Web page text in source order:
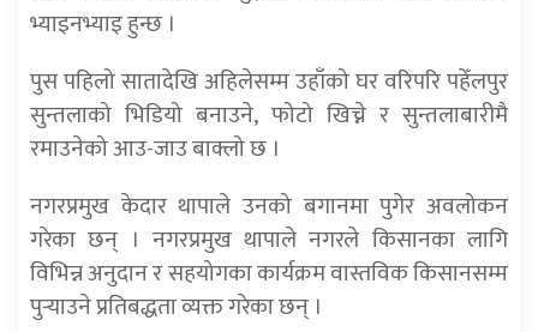
भ्याइनभ्याइ हुन्छ ।
पुस पहिलो सातादेखि अहिलेसम्म उहाँको घर वरिपरि पहेँलपुर
सुन्तलाको भिडियो बनाउने, फोटो खिच्ने र सुन्तलाबारीमै
रमाउनेको आउ-जाउ बाक्लो छ ।
नगरप्रमुख केदार थापाले उनको बगानमा पुगेर अवलोकन
गरेका छन् । नगरप्रमुख थापाले नगरले किसानका लागि
विभिन्न अनुदान र सहयोगका कार्यक्रम वास्तविक किसानसम्म
पुर्‍याउने प्रतिबद्धता व्यक्त गरेका छन् ।